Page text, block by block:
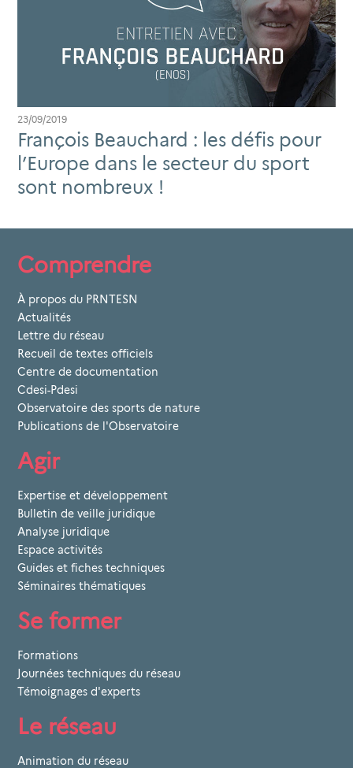
23/09/2019
François Beauchard : les défis pour
l’Europe dans le secteur du sport
sont nombreux !
Comprendre
À propos du PRNTESN
Actualités
Lettre du réseau
Recueil de textes officiels
Centre de documentation
Cdesi-Pdesi
Observatoire des sports de nature
Publications de l'Observatoire
Agir
Expertise et développement
Bulletin de veille juridique
Analyse juridique
Espace activités
Guides et fiches techniques
Séminaires thématiques
Se former
Formations
Journées techniques du réseau
Témoignages d'experts
Le réseau
Animation du réseau